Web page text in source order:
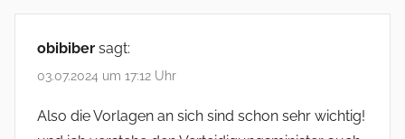
obibiber sagt:
03.07.2024 um 17:12 Uhr
Also die Vorlagen an sich sind schon sehr wichtig!